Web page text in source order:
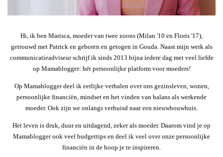
Hi, ik ben Marisca, moeder van twee zoons (Milan '10 en Floris '17),
getrouwd met Patrick en geboren en getogen in Gouda. Naast mijn werk als
communicatieadviseur schrijf ik sinds 2013 bijna iedere dag met veel liefde
op Mamablogger: hét persoonlijke platform voor moeders!
Op Mamablogger deel ik eerlijke verhalen over ons gezinsleven, wonen,
persoonlijke financiën, mindset en het vinden van balans als werkende
moeder. Ook zijn we onlangs verhuisd naar een nieuwbouwhuis.
Het leven is druk, duur en uitdagend, zeker als moeder. Daarom vind je op
Mamablogger ook veel budgettips en deel ik veel over onze persoonlijke
financiën in de hoop je te inspireren.